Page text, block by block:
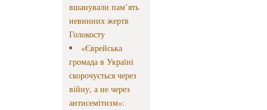
вшанували пам’ять
невинних жертв
Голокосту
«Єврейська
громада в Україні
скорочується через
війну, а не через
антисемітизм»: